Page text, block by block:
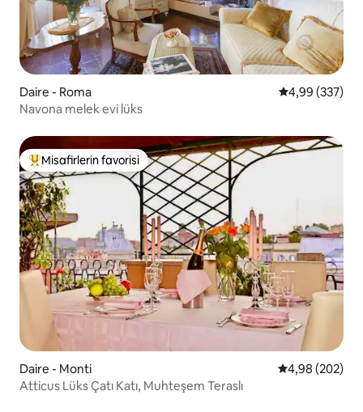
Daire - Roma 5 üzerinden
4,99 (337)
Navona melek evi lüks
Misafirlerin favorilerinden en beğenilenler arasında
Misafirlerin favorisi
Daire - Monti 5 üzerinden
4,98 (202)
Atticus Lüks Çatı Katı, Muhteşem Teraslı